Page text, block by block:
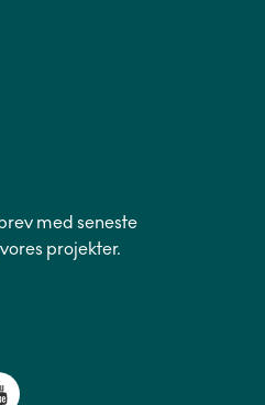
med seneste
projekter.